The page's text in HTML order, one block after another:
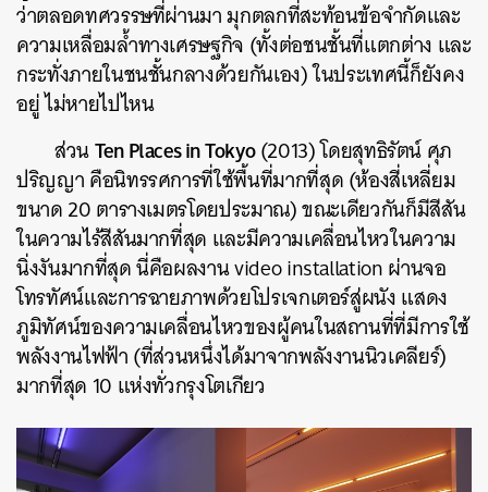
ว่าตลอดทศวรรษที่ผ่านมา มุกตลกที่สะท้อนข้อจำกัดและ
ความเหลื่อมล้ำทางเศรษฐกิจ (ทั้งต่อชนชั้นที่แตกต่าง และ
กระทั่งภายในชนชั้นกลางด้วยกันเอง) ในประเทศนี้ก็ยังคง
อยู่ ไม่หายไปไหน
ส่วนTen Places in Tokyo(2013) โดยสุทธิรัตน์ ศุภ
ปริญญา คือนิทรรศการที่ใช้พื้นที่มากที่สุด (ห้องสี่เหลี่ยม
ขนาด 20 ตารางเมตรโดยประมาณ) ขณะเดียวกันก็มีสีสัน
ในความไร้สีสันมากที่สุด และมีความเคลื่อนไหวในความ
นิ่งงันมากที่สุด นี่คือผลงาน video installation ผ่านจอ
โทรทัศน์และการฉายภาพด้วยโปรเจกเตอร์สู่ผนัง แสดง
ภูมิทัศน์ของความเคลื่อนไหวของผู้คนในสถานที่ที่มีการใช้
พลังงานไฟฟ้า (ที่ส่วนหนึ่งได้มาจากพลังงานนิวเคลียร์)
มากที่สุด 10 แห่งทั่วกรุงโตเกียว